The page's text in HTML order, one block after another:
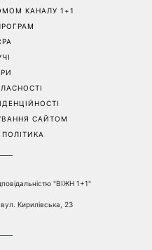
КАНАЛУ 1+1
САЙТОМ
"ВІЖН 1+1"
Кирилівська, 23